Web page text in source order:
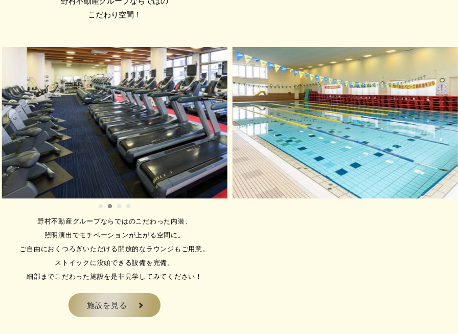
【8月おすすめ会員プラン】ジム＆
【アンダー29ジム＆スパ】 6，600円
（税込）/…
2026.08.06
【8月フィットネス情報】身体を変
えたい方！パーソナルトレーニング
に興味のある方必見！50分初回体験
料金：3,300円(税込)でご案内いたし
ます！
メガロス柏店のパーソナルトレーナーが
わかりやすく …
2026.08.06
【8月フィットネス情報】マシンピ
ラティスでしなやかな身体作りをサ
ポートいたします！
ロ…
こだわり空間！
野村不動産グループならではのこだわった内装、
照明演出でモチベーションが上がる空間に。
ご自由におくつろぎいただける開放的なラウンジもご用意。
ストイックに没頭できる設備を完備。
細部までこだわった施設を是非見学してみてください！
施設を見る